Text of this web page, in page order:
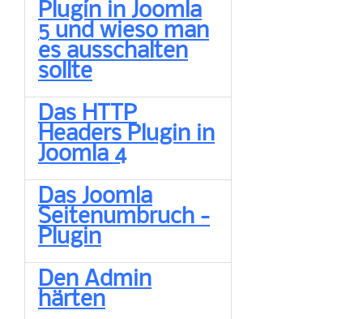
Plugin in Joomla
5 und wieso man
es ausschalten
sollte
Das HTTP
Headers Plugin in
Joomla 4
Das Joomla
Seitenumbruch -
Plugin
Den Admin
härten